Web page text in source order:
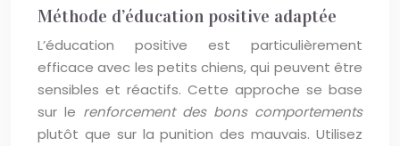
Méthode d’éducation positive adaptée
L’éducation positive est particulièrement
efficace avec les petits chiens, qui peuvent être
sensibles et réactifs. Cette approche se base
sur le renforcement des bons comportements
plutôt que sur la punition des mauvais. Utilisez